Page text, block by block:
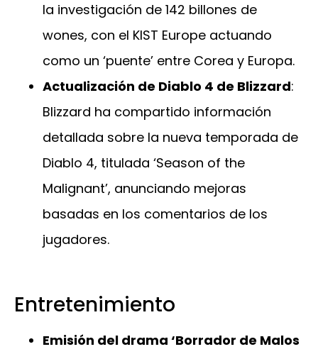
la investigación de 142 billones de
wones, con el KIST Europe actuando
como un ‘puente’ entre Corea y Europa.
Actualización de Diablo 4 de Blizzard:
Blizzard ha compartido información
detallada sobre la nueva temporada de
Diablo 4, titulada ‘Season of the
Malignant’, anunciando mejoras
basadas en los comentarios de los
jugadores.
Entretenimiento
Emisión del drama ‘Borrador de Malos